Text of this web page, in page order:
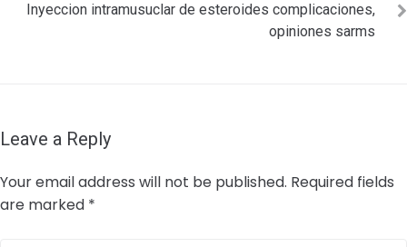
Inyeccion intramusuclar de esteroides complicaciones,
opiniones sarms
Leave a Reply
Your email address will not be published. Required fields
are marked *